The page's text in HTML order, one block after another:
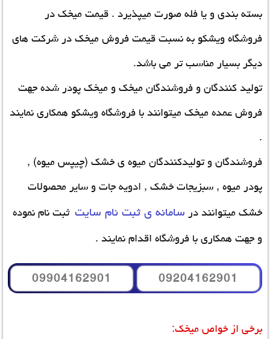
بسته بندی و یا فله صورت میپذیرد .قیمت میخکدر
فروشگاه ویشکو به نسبت قیمت فروش میخک در شرکت های
دیگر بسیار مناسب تر می باشد.
تولید کنندگان و فروشندگانمیخکو میخک پودر شده جهت
فروش عمده میخکمیتوانند با فروشگاه ویشکو همکاری نمایند
.
فروشندگان وتولیدکنندگان میوه ی خشک(چیپس میوه) ,
پودر میوه , سبزیجات خشک , ادویه جات و سایر محصولات
خشک میتوانند درسامانه ی ثبت نام سایت ثبت نام نموده
و جهت همکاری با فروشگاه اقدام نمایند .
09204162901
09904162901
برخی از خواص میخک: